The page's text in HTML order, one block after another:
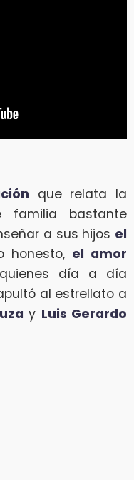
que relata la
bastante
a sus hijos el
honesto, el amor
día a día
al estrellato a
y Luis Gerardo